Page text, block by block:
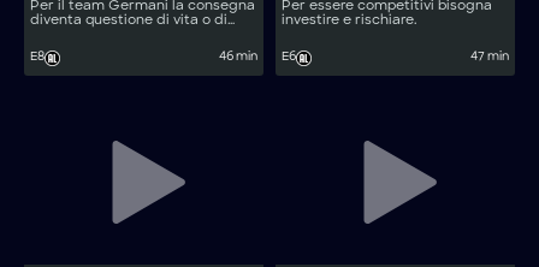
Per il team Germani la consegna
diventa questione di vita o di
E8
46 min
Per essere competitivi bisogna
investire e rischiare.
E6 47 min